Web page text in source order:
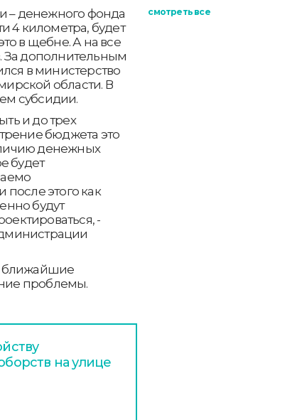
– денежного фонда
4 километра, будет
в щебне. А на все
За дополнительным
в министерство
области. В
субсидии.
и до трех
бюджета это
денежных
будет
после этого как
будут
-
ближайшие
проблемы.
на улице
смотреть все